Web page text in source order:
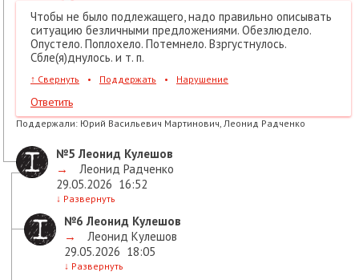
Чтобы не было подлежащего, надо правильно описывать
ситуацию безличными предложениями. Обезлюдело.
Опустело. Поплохело. Потемнело. Взргустнулось.
Сбле(я)днулось. и т. п.
↑ Свернуть • Поддержать • Нарушение
Ответить
Поддержали: Юрий Васильевич Мартинович, Леонид Радченко
№5 Леонид Кулешов
→
Леонид Радченко
29.05.2026 16:52
↓ Развернуть
№6 Леонид Кулешов
→
Леонид Кулешов
29.05.2026 18:05
↓ Развернуть